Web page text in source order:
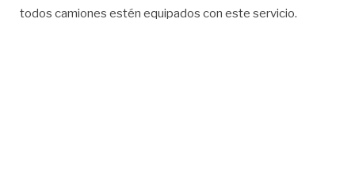
todos camiones estén equipados con este servicio.